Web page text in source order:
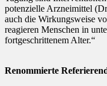
potenzielle Arzneimittel
auch die Wirkungsweise
reagieren Menschen in
fortgeschrittenem Alter.“
Renommierte